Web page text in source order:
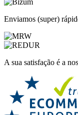
Enviamos (super)
A sua satisfação é a